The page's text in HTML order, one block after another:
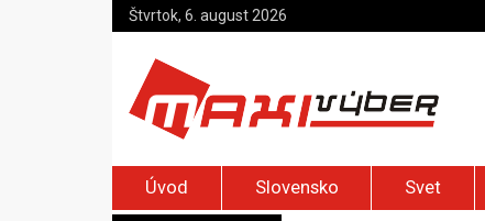
Štvrtok, 6. august 2026
Úvod Slovensko Svet
Jemenskí Húsíovia